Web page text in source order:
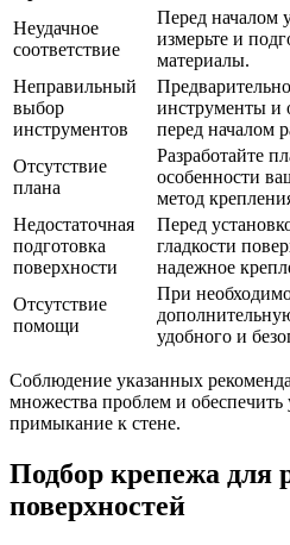
Неудачное
соответствие
Перед началом
измерьте и
материалы.
Неправильный
выбор
инструментов
инструменты и
перед началом
Отсутствие
плана
Разработайте
особенности
метод
Недостаточная
подготовка
поверхности
Перед
гладкости
надежное
Отсутствие
помощи
При
удобного и
Соблюдение указанных
множества проблем и
примыкание к стене.
Подбор крепежа для
поверхностей